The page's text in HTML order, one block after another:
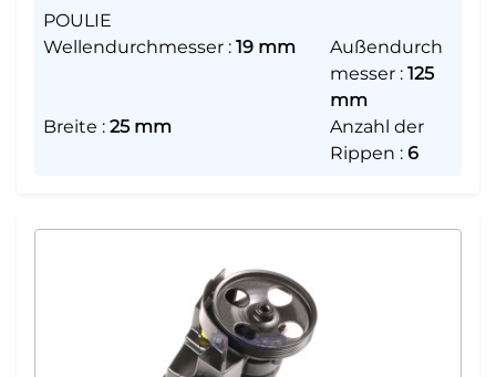
POULIE
Wellendurchmesser : 19 mm
Außendurch
messer : 125
mm
Breite : 25 mm
Anzahl der
Rippen : 6